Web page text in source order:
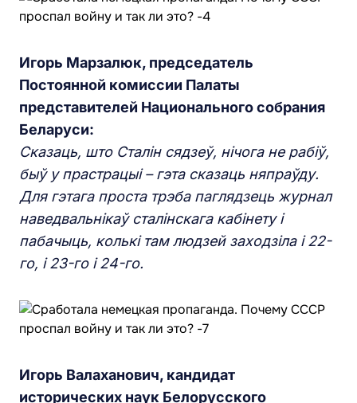
Игорь Марзалюк, председатель
Постоянной комиссии Палаты
представителей Национального собрания
Беларуси:
Сказаць, што Сталін сядзеў, нічога не рабіў,
быў у прастрацыі – гэта сказаць няпраўду.
Для гэтага проста трэба паглядзець журнал
наведвальнікаў сталінскага кабінету і
пабачыць, колькі там людзей заходзіла і 22-
го, і 23-го і 24-го.
Игорь Валаханович, кандидат
исторических наук Белорусского